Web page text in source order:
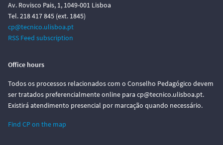
Av. Rovisco Pais, 1, 1049-001 Lisboa
Tel. 218 417 845 (ext. 1845)
cp@tecnico.ulisboa.pt
RSS Feed subscription
Office hours
Todos os processos relacionados com o Conselho Pedagógico devem
ser tratados preferencialmente online para cp@tecnico.ulisboa.pt.
Existirá atendimento presencial por marcação quando necessário.
Find CP on the map